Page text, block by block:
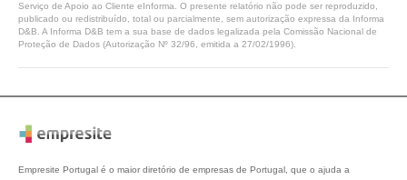
Serviço de Apoio ao Cliente eInforma. O presente relatório não pode ser reproduzido,
publicado ou redistribuído, total ou parcialmente, sem autorização expressa da Informa
D&B. A Informa D&B tem a sua base de dados legalizada pela Comissão Nacional de
Proteção de Dados (Autorização Nº 32/96, emitida a 27/02/1996).
Empresite Portugal é o maior diretório de empresas de Portugal, que o ajuda a